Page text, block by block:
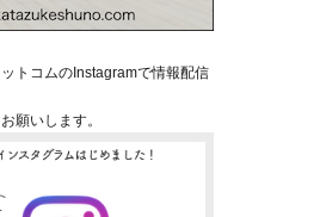
トコムのInstagramで情報配信
願いします。